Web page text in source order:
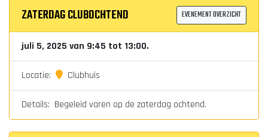
ZATERDAG CLUBOCHTEND EVENEMENT OVERZICHT
juli 5, 2025 van 9:45 tot 13:00.
Locatie: Clubhuis
Details: Begeleid varen op de zaterdag ochtend.